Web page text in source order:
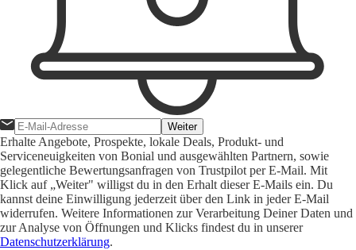
Weiter
Erhalte Angebote, Prospekte, lokale Deals, Produkt- und
Serviceneuigkeiten von Bonial und ausgewählten Partnern, sowie
gelegentliche Bewertungsanfragen von Trustpilot per E-Mail. Mit
Klick auf „Weiter" willigst du in den Erhalt dieser E-Mails ein. Du
kannst deine Einwilligung jederzeit über den Link in jeder E-Mail
widerrufen. Weitere Informationen zur Verarbeitung Deiner Daten und
zur Analyse von Öffnungen und Klicks findest du in unserer
Datenschutzerklärung.